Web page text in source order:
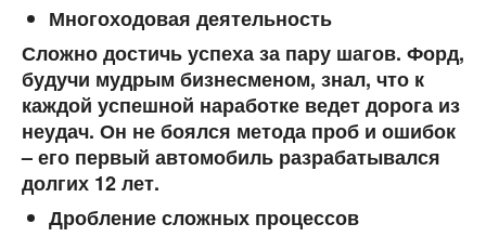
Многоходовая деятельность
Сложно достичь успеха за пару шагов. Форд,
будучи мудрым бизнесменом, знал, что к
каждой успешной наработке ведет дорога из
неудач. Он не боялся метода проб и ошибок
– его первый автомобиль разрабатывался
долгих 12 лет.
Дробление сложных процессов